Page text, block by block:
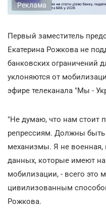
Реклама
Первый заместитель
Екатерина Рожкова не
банковских ограничений
уклоняются от
эфире телеканала "Мы -
"Не думаю, что нам стоит
репрессиям. Должны быть
механизмы. Я не военная,
данных, которые имеют
мобилизации, - всего это
цивилизованным
Рожкова.